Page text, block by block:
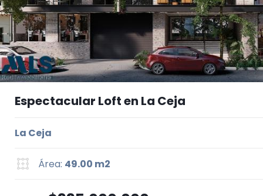
Espectacular Loft en La Ceja
La Ceja
Área: 49.00 m2